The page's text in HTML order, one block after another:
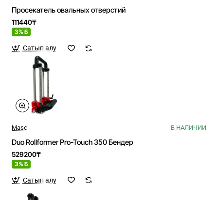
Просекатель овальных отверстий
111440₸
3% Б
Сатып алу
Masc В НАЛИЧИИ
Duo Rollformer Pro-Touch 350 Бендер
529200₸
3% Б
Сатып алу